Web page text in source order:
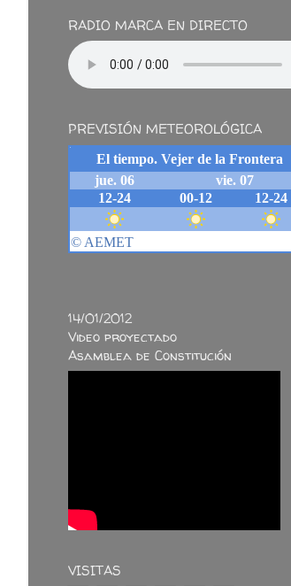
RADIO MARCA EN DIRECTO
PREVISIÓN METEOROLÓGICA
14/01/2012
Video proyectado
Asamblea de Constitución
VISITAS